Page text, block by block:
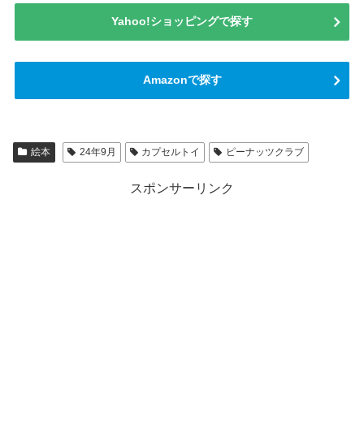
Yahoo!ショッピングで探す
Amazonで探す
絵本 24年9月 カプセルトイ ピーナッツクラブ
スポンサーリンク